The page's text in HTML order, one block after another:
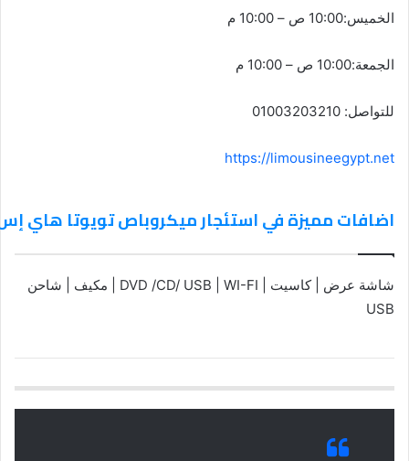
الخميس:10:00 ص – 10:00 م
الجمعة:10:00 ص – 10:00 م
للتواصل: 01003203210
https://limousineegypt.net
اضافات مميزة في استئجار ميكروباص تويوتا هاي إس
شاشة عرض | كاسيت | DVD /CD/ USB | WI-FI | مكيف | شاحن
USB